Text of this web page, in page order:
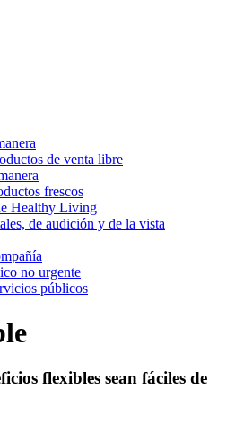
de venta libre
frescos
Healthy Living
de audición y de la vista
no urgente
públicos
flexibles sean fáciles de